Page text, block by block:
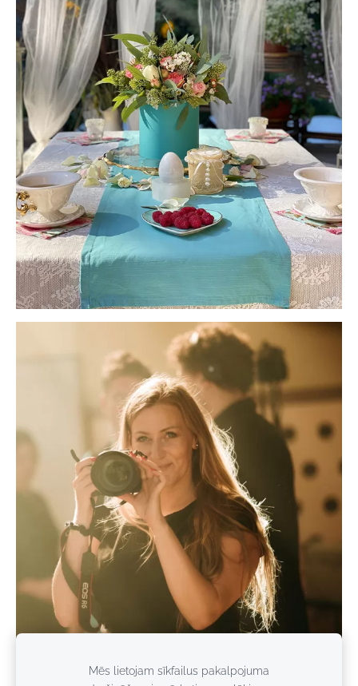
Mēs lietojam sīkfailus pakalpojuma